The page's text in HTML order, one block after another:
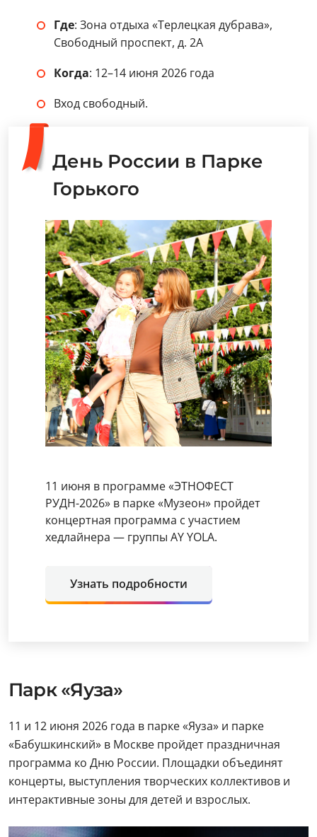
Где: Зона отдыха «Терлецкая дубрава»,
Свободный проспект, д. 2А
Когда: 12–14 июня 2026 года
Вход свободный.
День России в Парке
Горького
11 июня в программе «ЭТНОФЕСТ
РУДН-2026» в парке «Музеон» пройдет
концертная программа с участием
хедлайнера — группы AY YOLA.
Узнать подробности
Парк «Яуза»
11 и 12 июня 2026 года в парке «Яуза» и парке
«Бабушкинский» в Москве пройдет праздничная
программа ко Дню России. Площадки объединят
концерты, выступления творческих коллективов и
интерактивные зоны для детей и взрослых.